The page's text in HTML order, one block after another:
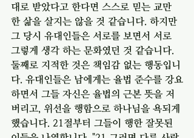
대로 받았다고 한다면 스스로 믿는 교만
한 삶을 살지는 않을 것 같습니다. 하지만
그 당시 유대인들은 서로를 보면서 서로
그렇게 생각 하는 문화였던 것 같습니다.
둘째로 지적한 것은 책임감 없는 행동입니
다. 유대인들은 남에게는 율법 준수를 강요
하면서 그들 자신은 율법의 근본 뜻을 저
버리고, 위선을 행함으로 하나님을 욕되게
했습니다. 21절부터 그들이 행한 잘못된